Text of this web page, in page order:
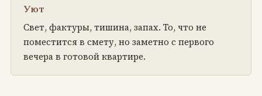
Уют
Свет, фактуры, тишина, запах. То, что не
поместится в смету, но заметно с первого
вечера в готовой квартире.